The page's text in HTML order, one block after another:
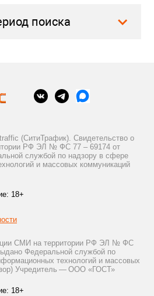
поиска
(СитиТрафик). Свидетельство о
РФ ЭЛ № ФС 77 – 69174 от
службой по надзору в сфере
и массовых коммуникаций
18+
СМИ на территории РФ ЭЛ № ФС
Федеральной службой по
технологий и массовых
Учредитель — ООО «ГОСТ»
18+